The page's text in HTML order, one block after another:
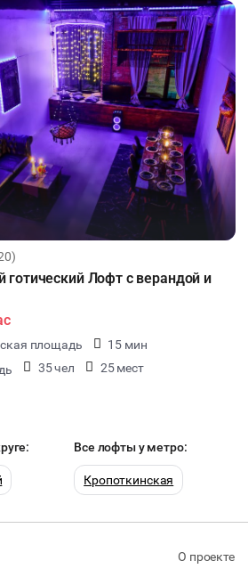
Лофт с верандой и
площадь
15 мин
35 чел 25 мест
Все лофты у метро:
Кропоткинская
О проекте